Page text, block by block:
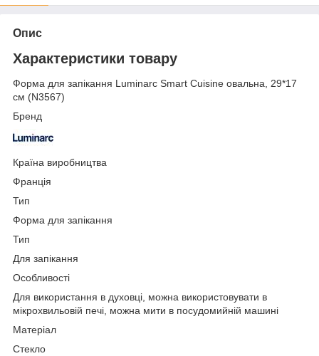
Опис
Характеристики товару
Форма для запікання Luminarc Smart Cuisine овальна, 29*17
см (N3567)
Бренд
Країна виробництва
Франція
Тип
Форма для запікання
Тип
Для запікання
Особливості
Для використання в духовці, можна використовувати в
мікрохвильовій печі, можна мити в посудомийній машині
Матеріал
Стекло